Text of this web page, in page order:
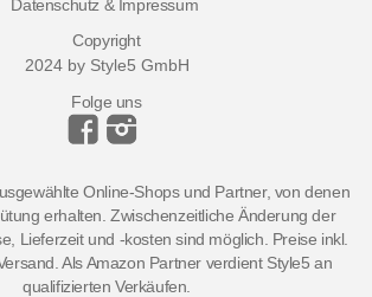
Datenschutz & Impressum
Copyright
2024 by Style5 GmbH
Folge uns
Online-Shops und Partner, von denen
erhalten. Zwischenzeitliche Änderung der
Lieferzeit und -kosten sind möglich. Preise inkl.
Als Amazon Partner verdient Style5 an
qualifizierten Verkäufen.